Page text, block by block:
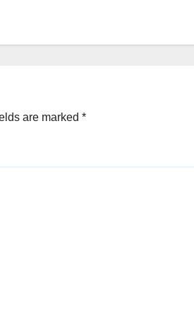
are marked *